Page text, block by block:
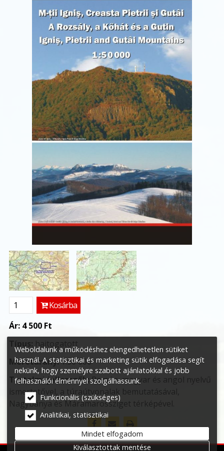
Kosárba
Ár: 4 500 Ft
Típus: hajtogatott
Méretarány:1:50 000
Tartalmi jellemzők:Román, magyar és angol nyelvű
ismertetővel, a túraútvonalak bemutatásával,
Nagybánya és Máramarossziget térképével.
Weboldalunk a működéshez elengedhetetlen sütiket
használ. A statisztikai és marketing sütik elfogadása segít
nekünk, hogy személyre szabott ajánlatokkal és jobb
felhasználói élménnyel szolgálhassunk.
Funkcionális (szükséges)
Analitikai, statisztikai
Mindet elfogadom
Kiválasztottak mentése